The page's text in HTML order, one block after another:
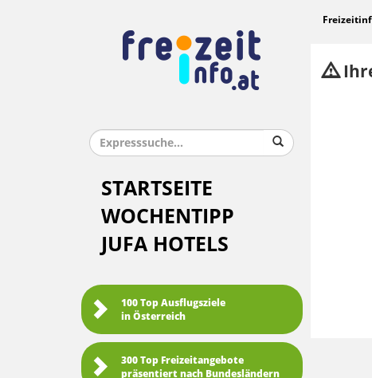
STARTSEITE
WOCHENTIPP
JUFA HOTELS
100 Top Ausflugsziele
in Österreich
300 Top Freizeitangebote
präsentiert nach Bundesländern